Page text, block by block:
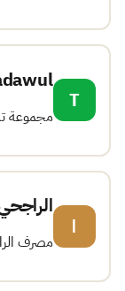
T
مجموعة
ا
مصرف